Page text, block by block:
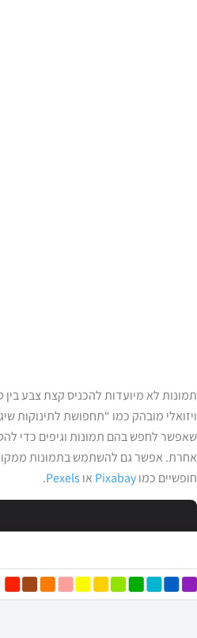
תמונות לא מיועדות להכניס קצת צבע
ויזואלי מובהק כמו “תחפושת לתינוקות
שאפשר לחפש בהם תמונות וגיפים כדי
אחרת. אפשר גם להשתמש בתמונות
חופשיים כמוPixabay או .